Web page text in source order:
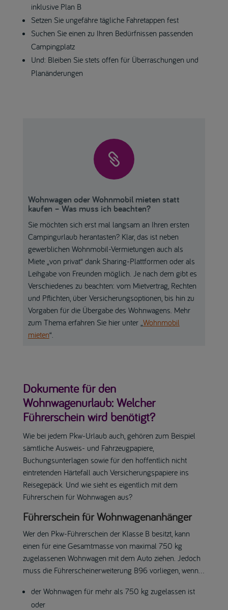
inklusive Plan B
Setzen Sie ungefähre tägliche Fahretappen fest
Suchen Sie einen zu Ihren Bedürfnissen passenden
Campingplatz
Und: Bleiben Sie stets offen für Überraschungen und
Planänderungen

Wohnwagen oder Wohnmobil mieten statt
kaufen – Was muss ich beachten?
Sie möchten sich erst mal langsam an Ihren ersten
Campingurlaub herantasten? Klar, das ist neben
gewerblichen Wohnmobil-Vermietungen auch als
Miete „von privat“ dank Sharing-Plattformen oder als
Leihgabe von Freunden möglich. Je nach dem gibt es
Verschiedenes zu beachten: vom Mietvertrag, Rechten
und Pflichten, über Versicherungsoptionen, bis hin zu
Vorgaben für die Übergabe des Wohnwagens. Mehr
zum Thema erfahren Sie hier unter „ Wohnmobil
mieten“.
Dokumente für den
Wohnwagenurlaub: Welcher
Führerschein wird benötigt?
Wie bei jedem Pkw-Urlaub auch, gehören zum Beispiel
sämtliche Ausweis- und Fahrzeugpapiere,
Buchungsunterlagen sowie für den hoffentlich nicht
eintretenden Härtefall auch Versicherungspapiere ins
Reisegepäck. Und wie sieht es eigentlich mit dem
Führerschein für Wohnwagen aus?
Führerschein für Wohnwagenanhänger
Wer den Pkw-Führerschein der Klasse B besitzt, kann
einen für eine Gesamtmasse von maximal 750 kg
zugelassenen Wohnwagen mit dem Auto ziehen. Jedoch
muss die Führerscheinerweiterung B96 vorliegen, wenn…
der Wohnwagen für mehr als 750 kg zugelassen ist
oder